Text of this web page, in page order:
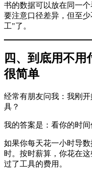
书的数据可以放在同一
要注意口径差异，但至
工"了。
四、到底用不
很简单
经常有朋友问我：我刚
具？
我的答案是：看你的时间
如果你每天花一小时导
时。按时薪算，你花在
过了工具的费用。